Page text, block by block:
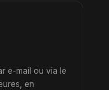
e-mail ou via le
en